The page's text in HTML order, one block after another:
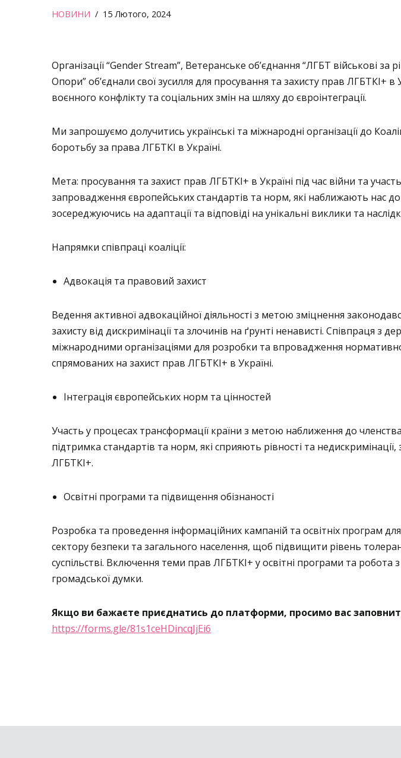
НОВИНИ 15 Лютого, 2024
Організації “Gender Stream”, Ветеранське обʼєднання “ЛГБТ військові за
Опори” об’єднали свої зусилля для просування та захисту прав ЛГБТКІ+ в
воєнного конфлікту та соціальних змін на шляху до євроінтеграції.
Ми запрошуємо долучитись українські та міжнародні організації до
боротьбу за права ЛГБТКІ в Україні.
Мета: просування та захист прав ЛГБТКІ+ в Україні під час війни та
запровадження європейських стандартів та норм, які наближають нас
зосереджуючись на адаптації та відповіді на унікальні виклики та
Напрямки співпраці коаліції:
Адвокація та правовий захист
Ведення активної адвокаційної діяльності з метою зміцнення
захисту від дискримінації та злочинів на ґрунті ненависті. Співпраця з
міжнародними організаціями для розробки та впровадження
спрямованих на захист прав ЛГБТКІ+ в Україні.
Інтеграція європейських норм та цінностей
Участь у процесах трансформації країни з метою наближення до
підтримка стандартів та норм, які сприяють рівності та
ЛГБТКІ+.
Освітні програми та підвищення обізнаності
Розробка та проведення інформаційних кампаній та освітніх програм
сектору безпеки та загального населення, щоб підвищити рівень
суспільстві. Включення теми прав ЛГБТКІ+ у освітні програми та робота
громадської думки.
Якщо ви бажаєте приєднатись до платформи, просимо вас
https://forms.gle/81s1ceHDincqJjEi6